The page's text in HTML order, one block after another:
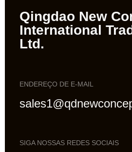
Qingdao New
International
Ltd.
ENDEREÇO DE E-MAIL
SIGA NOSSAS REDES SOCIAIS